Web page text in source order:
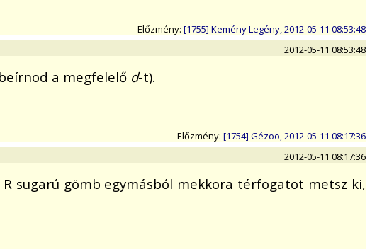
Előzmény: [1755] Kemény Legény, 2012-05-11 08:53:48
2012-05-11 08:53:48
a megfelelő d-t).
Előzmény: [1754] Gézoo, 2012-05-11 08:17:36
2012-05-11 08:17:36
sugarú gömb egymásból mekkora térfogatot metsz ki,